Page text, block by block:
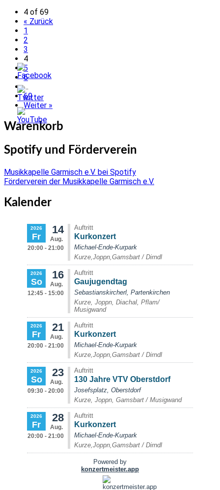
4 of 69
« Zurück
1
2
3
4
5
6
…
69
Weiter »
Warenkorb
Spotify und Förderverein
Musikkapelle Garmisch e.V. bei Spotify
Förderverein der Musikkapelle Garmisch e.V.
Kalender